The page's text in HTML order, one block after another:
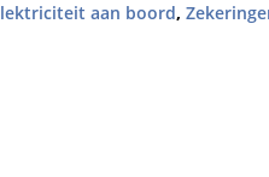
aan boord,